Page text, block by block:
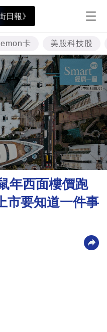
日報》
卡 美股科技股
年西面樓價跑
市要知道一件事